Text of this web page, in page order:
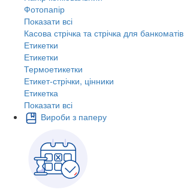
Фотопапір
Показати всі
Касова стрічка та стрічка для банкоматів
Етикетки
Етикетки
Термоетикетки
Етикет-стрічки, цінники
Етикетка
Показати всі
Вироби з паперу